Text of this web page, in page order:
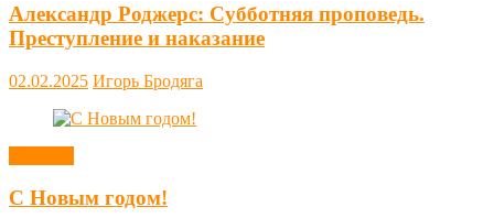
Александр Роджерс: Субботняя проповедь.
Преступление и наказание
02.02.2025 Игорь Бродяга
С Новым годом!